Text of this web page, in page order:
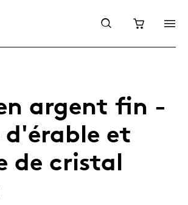
argent fin -
d'érable et
de cristal